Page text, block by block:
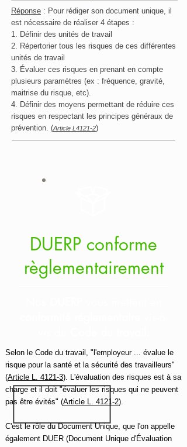
Réponse : Pour rédiger son document unique, il
est nécessaire de réaliser 4 étapes :
1. Définir des unités de travail
2. Répertorier tous les risques de ces différentes
unités de travail
3. Évaluer ces risques en prenant en compte
plusieurs paramètres (ex : fréquence, gravité,
maitrise du risque, etc).
4. Définir des moyens permettant de réduire ces
risques en respectant les principes généraux de
prévention. (Article L4121-2)
DUERP conforme
règlementairement
Selon le Code du travail, "l'employeur ... évalue le
risque pour la santé et la sécurité des travailleurs"
(Article L. 4121-3). L'évaluation des risques est à sa
charge et il doit "évaluer les risques qui ne peuvent
pas être évités" (Article L. 4121-2).
C'est le rôle du Document Unique, que l'on appelle
également DUER (Document Unique d'Évaluation